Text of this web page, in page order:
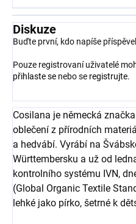
Diskuze
Buďte první, kdo napíše
Pouze registrovaní uživatelé
přihlaste se nebo se registrujte.
Cosilana je německá
oblečení z přírodních
a hedvábí. Vyrábí na
Württembersku a už od
kontrolního systému IVN,
(Global Organic Textile
lehké jako pírko, šetrné k